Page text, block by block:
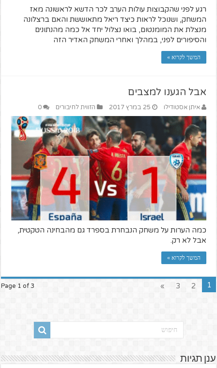
רגע לפני שהקבוצות עולות הערב לכר הדשא לראשונה מאז
המשחק, ושנוכל לראות כיצד ריאל מתאוששת והאם ברצלונה
מנצלת את המומנטום, בואו נצלול יחד אל כמה מהנתונים
והסיפורים לפני, במהלך ואחרי המשחק האדיר הזה
המשך לקרוא »
אבל הגענו למצבים
איתן אסטודילו 25 במרץ 2017 הזווית לחיבורים 0
כמה הערות על משחק הנבחרת בספרד גם מהבחינה הטקטית,
אבל לא רק.
המשך לקרוא »
Page 1 of 3 1
2
3
»
ענן תגיות